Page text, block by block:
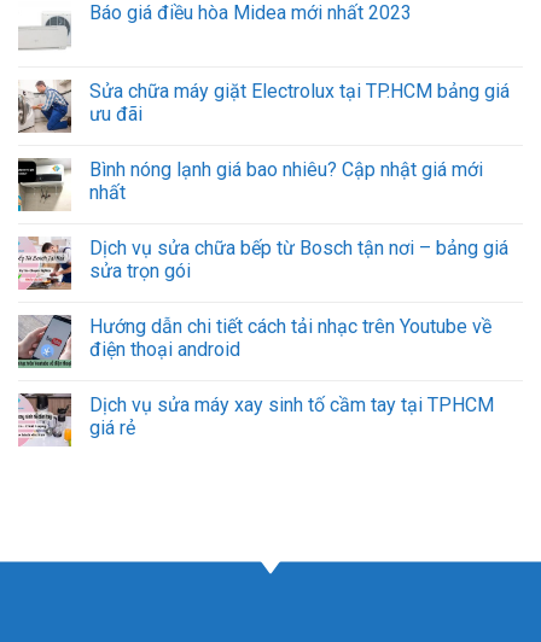
Báo giá điều hòa Midea mới nhất 2023
Sửa chữa máy giặt Electrolux tại TP.HCM bảng giá
ưu đãi
Bình nóng lạnh giá bao nhiêu? Cập nhật giá mới
nhất
Dịch vụ sửa chữa bếp từ Bosch tận nơi – bảng giá
sửa trọn gói
Hướng dẫn chi tiết cách tải nhạc trên Youtube về
điện thoại android
Dịch vụ sửa máy xay sinh tố cầm tay tại TPHCM
giá rẻ